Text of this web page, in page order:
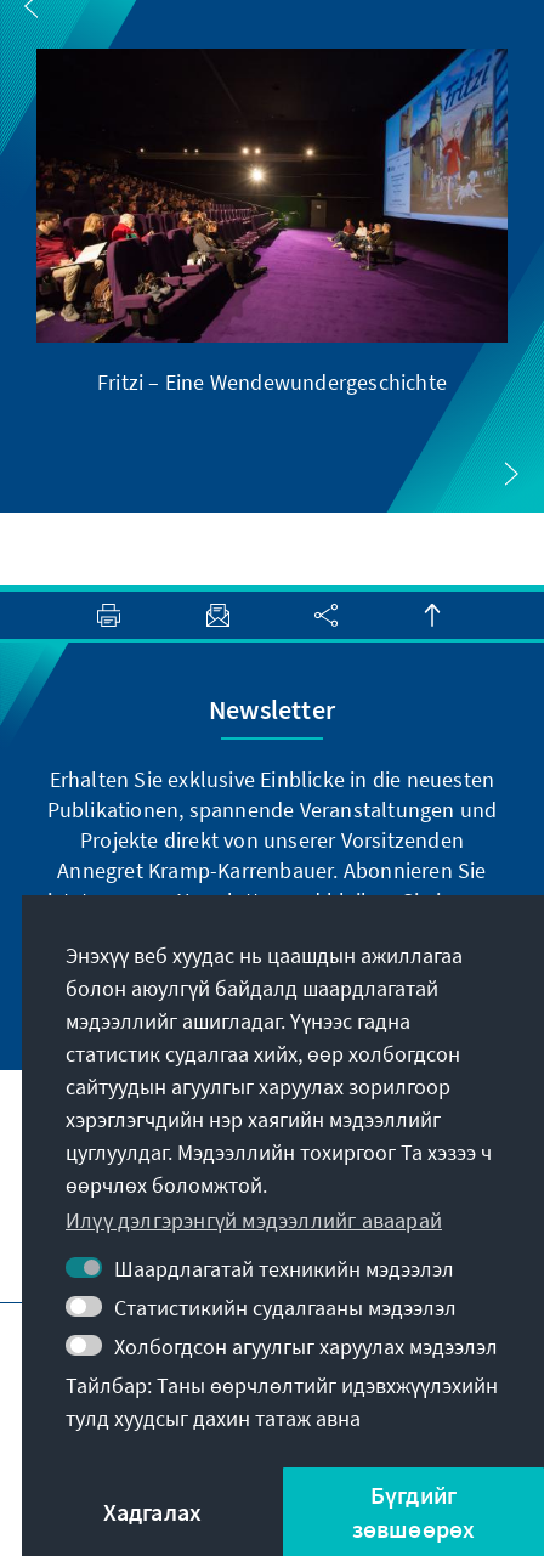
Fritzi – Eine Wendewundergeschichte
Newsletter
Erhalten Sie exklusive Einblicke in die neuesten
Publikationen, spannende Veranstaltungen und
Projekte direkt von unserer Vorsitzenden
Annegret Kramp-Karrenbauer. Abonnieren Sie
jetzt unseren Newsletter und bleiben Sie immer
Jetzt abonnieren
Бидний үүрэг зорилго
Холбоо барих
Сангаас санал болгох бусад зүйл
Хэвлэлийн газрын танилцуулга
Мэдээллийн нууцлал
Ашиглах нөхцөл
Erklärung zur Barrierefreiheit
Barriere melden
Сайтын бүтэц
© Konrad-Adenauer-Stiftung e.V. 2026
Энэхүү веб хуудас нь цаашдын ажиллагаа
болон аюулгүй байдалд шаардлагатай
мэдээллийг ашигладаг. Үүнээс гадна
статистик судалгаа хийх, өөр холбогдсон
сайтуудын агуулгыг харуулах зорилгоор
хэрэглэгчдийн нэр хаягийн мэдээллийг
цуглуулдаг. Мэдээллийн тохиргоог Та хэзээ ч
өөрчлөх боломжтой.
Илүү дэлгэрэнгүй мэдээллийг аваарай
Шаардлагатай техникийн мэдээлэл
Статистикийн судалгааны мэдээлэл
Холбогдсон агуулгыг харуулах мэдээлэл
Тайлбар: Таны өөрчлөлтийг идэвхжүүлэхийн
тулд хуудсыг дахин татаж авна
Хадгалах
Бүгдийг
зөвшөөрөх